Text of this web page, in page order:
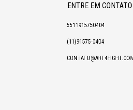
ENTRE EM CONTATO
5511915750404
(11)91575-0404